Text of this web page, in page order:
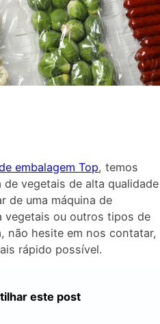
embalagem Top, temos
de vegetais de alta qualidade
de uma máquina de
vegetais ou outros tipos de
não hesite em nos contatar,
rápido possível.
este post